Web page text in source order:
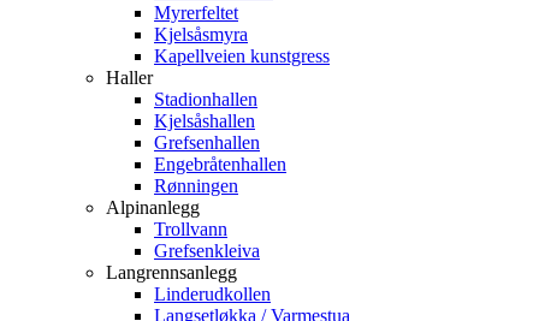
Myrerfeltet
Kjelsåsmyra
Kapellveien kunstgress
Haller
Stadionhallen
Kjelsåshallen
Grefsenhallen
Engebråtenhallen
Rønningen
Alpinanlegg
Trollvann
Grefsenkleiva
Langrennsanlegg
Linderudkollen
Langsetløkka / Varmestua